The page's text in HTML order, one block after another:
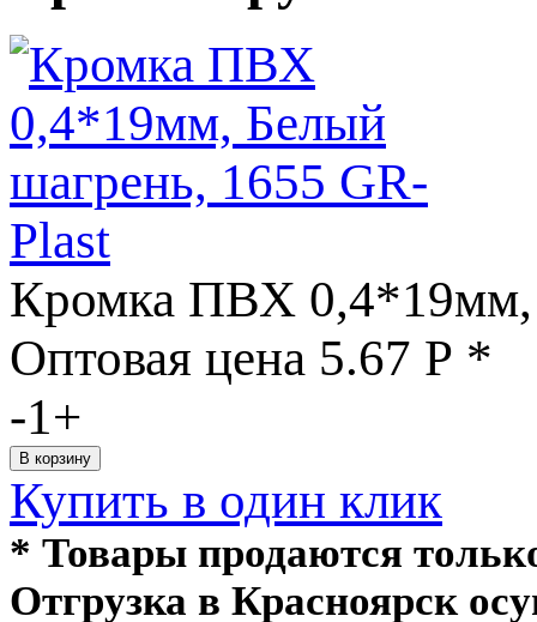
Кромка ПВХ 0,4*19мм,
Оптовая цена 5.67 Р *
-1+
Купить в один клик
* Товары продаются
Отгрузка в Красноярск